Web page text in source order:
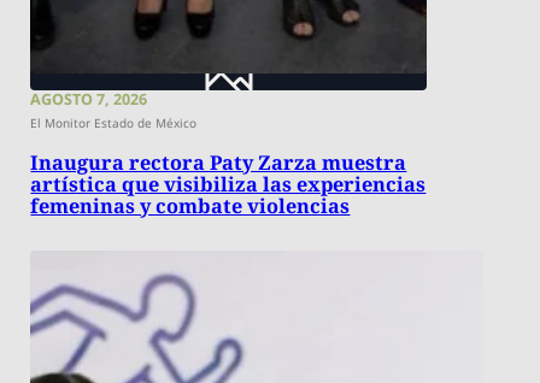
AGOSTO 7, 2026
El Monitor Estado de México
Inaugura rectora Paty Zarza muestra
artística que visibiliza las experiencias
femeninas y combate violencias